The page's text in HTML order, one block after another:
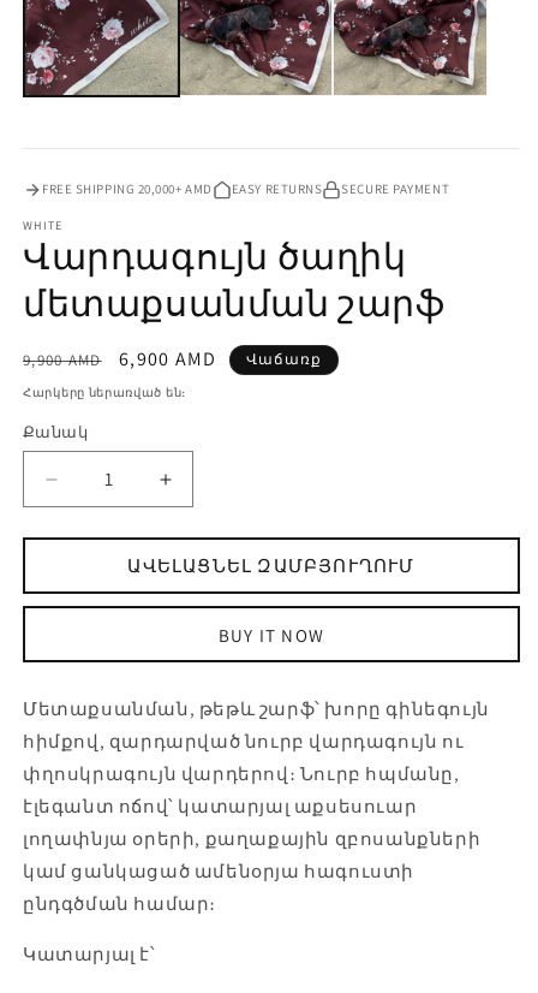
FREE SHIPPING 20,000+ AMD EASY RETURNS SECURE PAYMENT
WHITE
Վարդագույն ծաղիկ
մետաքսանման շարֆ
Սովորական
գին
9,900AMD
Վաճառքի
գին
6,900 AMD Վաճառք
Հարկերը ներառված են։
Քանակ
Քանակ
Վարդագույն
մետաքսանման
ի
Ավելացնել
Վարդագույն
ծաղիկ
մետաքսանման
ԱՎԵԼԱՑՆԵԼ ԶԱՄԲՅՈՒՂՈՒՄ
BUY IT NOW
Մետաքսանման, թեթև շարֆ՝ խորը գինեգույն
հիմքով, զարդարված նուրբ վարդագույն ու
փղոսկրագույն վարդերով։ Նուրբ հպմանը,
էլեգանտ ոճով՝ կատարյալ աքսեսուար
լողափնյա օրերի, քաղաքային զբոսանքների
կամ ցանկացած ամենօրյա հագուստի
ընդգծման համար։
Կատարյալ է՝